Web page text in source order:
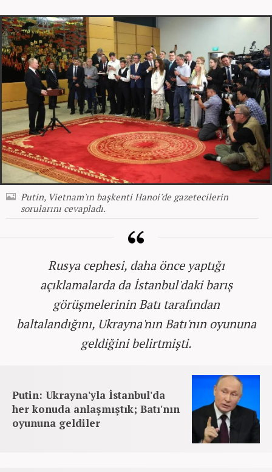
Putin, Vietnam'ın başkenti Hanoi'de gazetecilerin
sorularını cevapladı.
Rusya cephesi, daha önce yaptığı
açıklamalarda da İstanbul'daki barış
görüşmelerinin Batı tarafından
baltalandığını, Ukrayna'nın Batı'nın oyununa
geldiğini belirtmişti.
Putin: Ukrayna'yla İstanbul'da
her konuda anlaşmıştık; Batı'nın
oyununa geldiler